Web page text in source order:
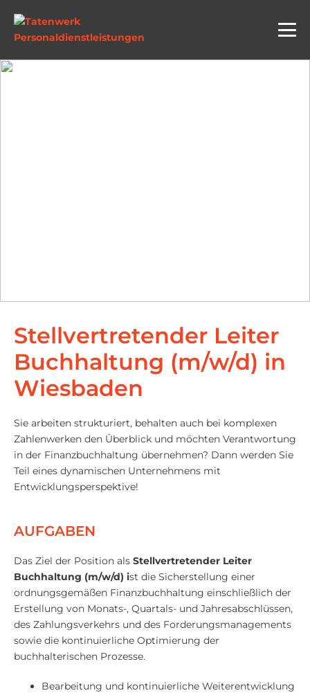
Stellvertretender Leiter
Buchhaltung (m/w/d) in
Wiesbaden
Sie arbeiten strukturiert, behalten auch bei komplexen
Zahlenwerken den Überblick und möchten Verantwortung
in der Finanzbuchhaltung übernehmen? Dann werden Sie
Teil eines dynamischen Unternehmens mit
Entwicklungsperspektive!
AUFGABEN
Das Ziel der Position als Stellvertretender Leiter
Buchhaltung (m/w/d) ist die Sicherstellung einer
ordnungsgemäßen Finanzbuchhaltung einschließlich der
Erstellung von Monats-, Quartals- und Jahresabschlüssen,
des Zahlungsverkehrs und des Forderungsmanagements
sowie die kontinuierliche Optimierung der
buchhalterischen Prozesse.
Bearbeitung und kontinuierliche Weiterentwicklung